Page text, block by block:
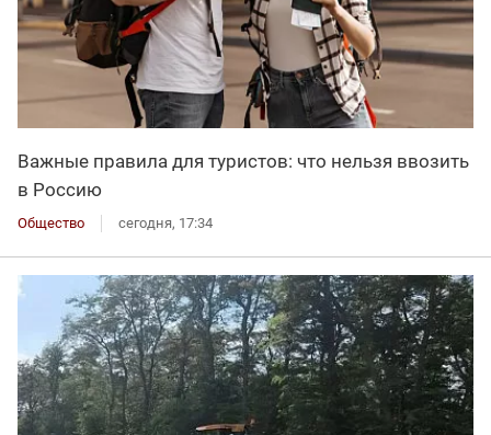
Важные правила для туристов: что нельзя ввозить
в Россию
Общество сегодня, 17:34